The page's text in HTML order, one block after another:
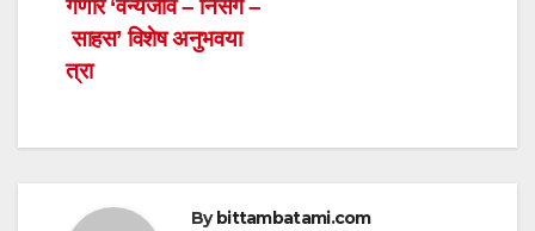
p
o
गणार ‘वन्यजीव – निसर्ग –
साहस’ विशेष अनुभवया
त्रा
By bittambatami.com